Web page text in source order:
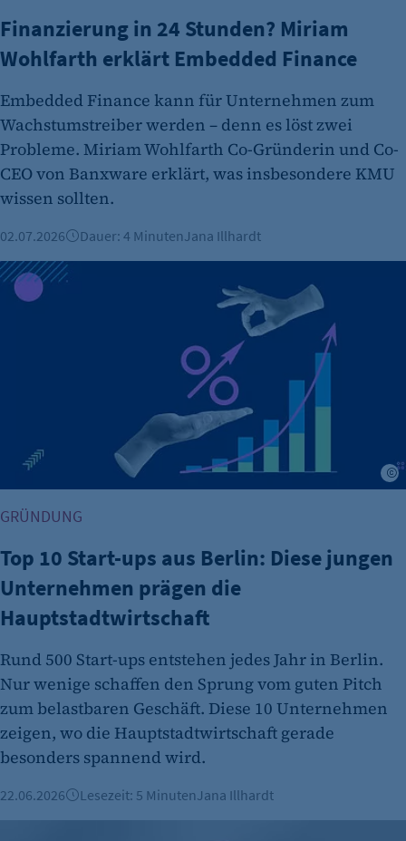
Finanzierung in 24 Stunden? Miriam
Wohlfarth erklärt Embedded Finance
Embedded Finance kann für Unternehmen zum
Wachstumstreiber werden – denn es löst zwei
Probleme. Miriam Wohlfarth Co-Gründerin und Co-
CEO von Banxware erklärt, was insbesondere KMU
wissen sollten.
02.07.2026 Dauer: 4 MinutenJana Illhardt
Top 10 Start-ups aus Berlin: Diese jungen Unternehmen
GRÜNDUNG
Top 10 Start-ups aus Berlin: Diese jungen
Unternehmen prägen die
Hauptstadtwirtschaft
Rund 500 Start-ups entstehen jedes Jahr in Berlin.
Nur wenige schaffen den Sprung vom guten Pitch
zum belastbaren Geschäft. Diese 10 Unternehmen
zeigen, wo die Hauptstadtwirtschaft gerade
besonders spannend wird.
22.06.2026 Lesezeit: 5 MinutenJana Illhardt